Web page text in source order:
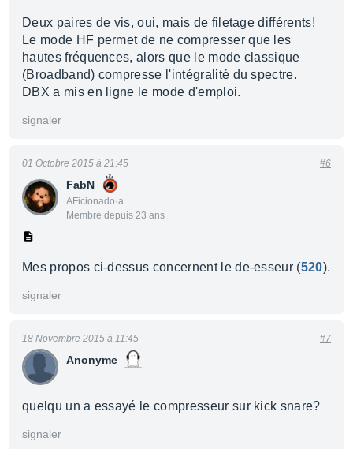
Deux paires de vis, oui, mais de filetage différents!
Le mode HF permet de ne compresser que les
hautes fréquences, alors que le mode classique
(Broadband) compresse l'intégralité du spectre.
DBX a mis en ligne le mode d'emploi.
signaler
FabN
AFicionado·a
Membre depuis 23 ans
01 Octobre 2015 à 21:45 #6
Mes propos ci-dessus concernent le de-esseur (520).
signaler
Anonyme
18 Novembre 2015 à 11:45 #7
quelqu un a essayé le compresseur sur kick snare?
signaler